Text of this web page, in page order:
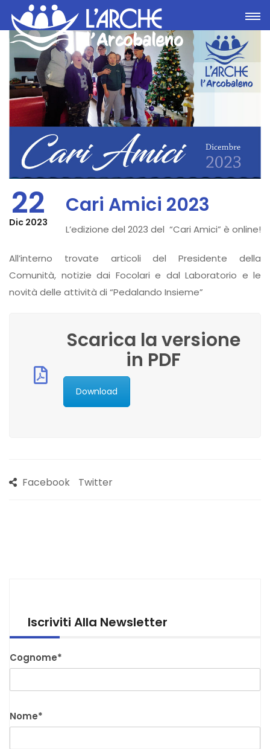
22
Dic 2023
Cari Amici 2023
L’edizione del 2023 del “Cari Amici” è online!
All’interno trovate articoli del Presidente della
Comunità, notizie dai Focolari e dal Laboratorio e le
novità delle attività di “Pedalando Insieme”
Scarica la versione
in PDF
Download
Facebook Twitter
Iscriviti Alla Newsletter
Cognome*
Nome*